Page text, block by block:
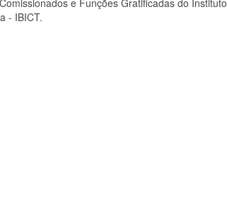
e Funções Gratificadas do Instituto
- IBICT.